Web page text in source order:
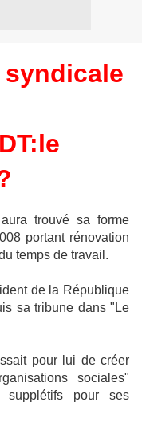
trouvé sa forme
portant rénovation
temps de travail.
de la République
sa tribune dans "Le
pour lui de créer
sociales"
pour ses